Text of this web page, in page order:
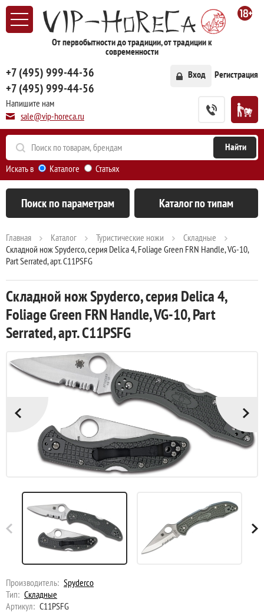
+7 (495) 999-44-36
+7 (495) 999-44-56
Напишите нам
sale@vip-horeca.ru
От первобытности до традиции, от традиции к
современности
Вход
Регистрация
Искать в Каталоге Статьях
Поиск по параметрам Каталог по типам
Главная Каталог Туристические ножи
Складные
Складной нож Spyderco, серия Delica 4, Foliage Green FRN Handle, VG-10,
Part Serrated, арт. C11PSFG
Складной нож Spyderco, серия Delica 4,
Foliage Green FRN Handle, VG-10, Part
Serrated, арт. C11PSFG
Производитель: Spyderco
Тип: Складные
Артикул: C11PSFG